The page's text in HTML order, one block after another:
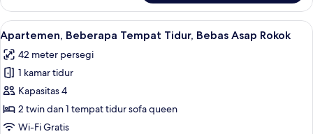
Rokok
Kamar
Double
atau
Twin
Deluks,
Bebas
Rokok
Lihat
semua
foto
untuk
Apartemen,
Beberapa
Tempat
Apartemen, Beberapa Tempat
7
Apartemen, Beberapa Tempat Tidur, Bebas Asap Rokok
42 meter persegi
1 kamar tidur
Kapasitas 4
2 twin dan 1 tempat tidur sofa queen
Wi-Fi Gratis